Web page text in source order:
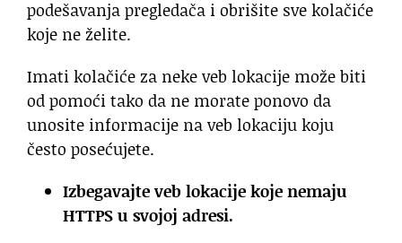
podešavanja pregledača i obrišite sve kolačiće
koje ne želite.
Imati kolačiće za neke veb lokacije može biti
od pomoći tako da ne morate ponovo da
unosite informacije na veb lokaciju koju
često posećujete.
Izbegavajte veb lokacije koje nemaju
HTTPS u svojoj adresi.